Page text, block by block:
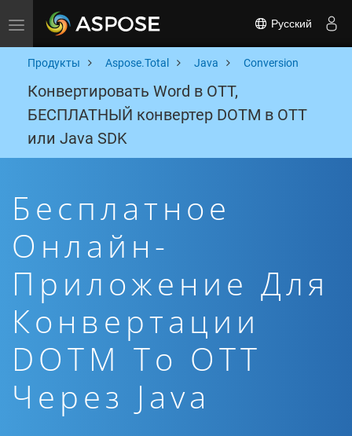
Toggle navigation Русский
Продукты Aspose.Total Java Conversion
Конвертировать Word в OTT,
БЕСПЛАТНЫЙ конвертер DOTM в OTT
или Java SDK
Бесплатное
Онлайн-
Приложение Для
Конвертации
DOTM To OTT
Через Java